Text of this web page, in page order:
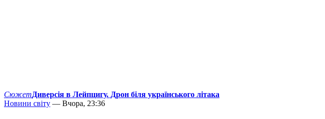
СюжетДиверсія в Лейпцигу. Дрон біля українського літака
Новини світу — Вчора, 23:36